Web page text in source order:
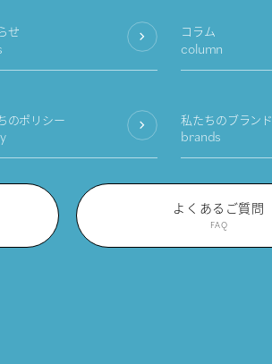
せ コラム
column
のポリシー 私たちのブランド
brands
よくあるご質問
FAQ